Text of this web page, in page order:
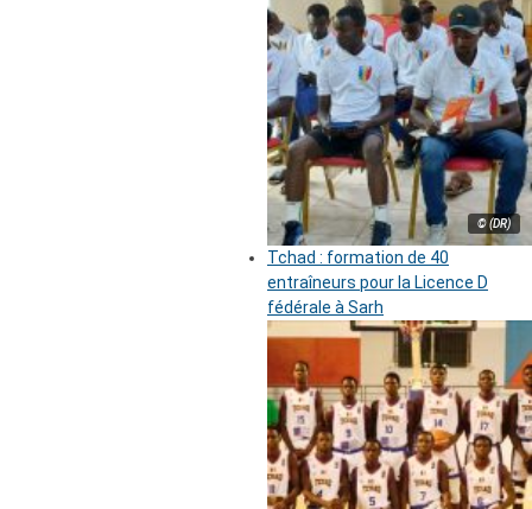
© (DR)
Tchad : formation de 40
entraîneurs pour la Licence D
fédérale à Sarh